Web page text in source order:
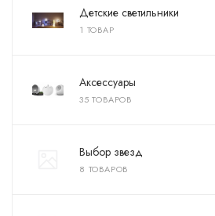
Детские светильники
1 ТОВАР
Аксессуары
35 ТОВАРОВ
Выбор звезд
8 ТОВАРОВ